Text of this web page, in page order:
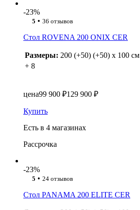
-23%
5 • 36 отзывов
Стол ROVENA 200 ONIX CER
Размеры: 200 (+50) (+50) x 100 см
+ 8
цена99 900 ₽129 900 ₽
Купить
Есть в 4 магазинах
Рассрочка
-23%
5 • 24 отзывов
Стол PANAMA 200 ELITE CER